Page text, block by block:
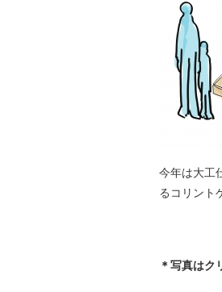
今年は大工
るコリント
＊写真はク